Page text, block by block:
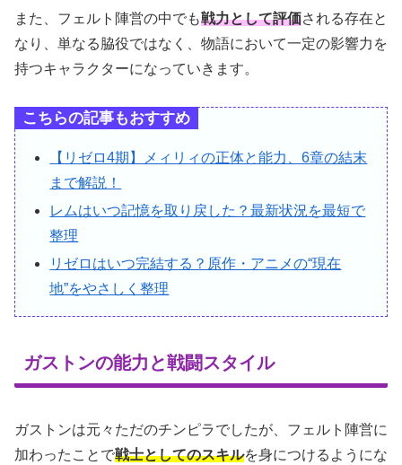
また、フェルト陣営の中でも戦力として評価される存在と
なり、単なる脇役ではなく、物語において一定の影響力を
持つキャラクターになっていきます。
こちらの記事もおすすめ
【リゼロ4期】メィリィの正体と能力、6章の結末
まで解説！
レムはいつ記憶を取り戻した？最新状況を最短で
整理
リゼロはいつ完結する？原作・アニメの“現在
地”をやさしく整理
ガストンの能力と戦闘スタイル
ガストンは元々ただのチンピラでしたが、フェルト陣営に
加わったことで戦士としてのスキルを身につけるようにな